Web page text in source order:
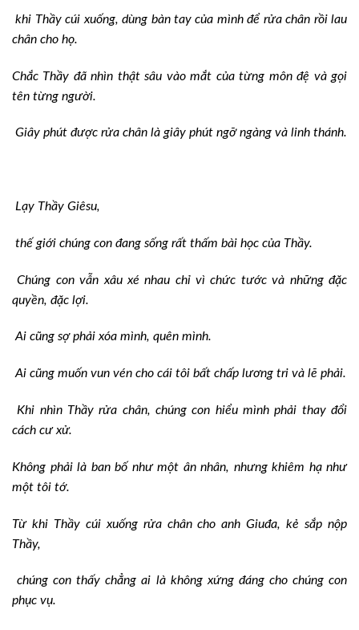
khi Thầy cúi xuống, dùng bàn tay của mình để rửa chân rồi lau
chân cho họ.
Chắc Thầy đã nhìn thật sâu vào mắt của từng môn đệ và gọi
tên từng người.
Giây phút được rửa chân là giây phút ngỡ ngàng và linh thánh.
Lạy Thầy Giêsu,
thế giới chúng con đang sống rất thấm bài học của Thầy.
Chúng con vẫn xâu xé nhau chỉ vì chức tước và những đặc
quyền, đặc lợi.
Ai cũng sợ phải xóa mình, quên mình.
Ai cũng muốn vun vén cho cái tôi bất chấp lương tri và lẽ phải.
Khi nhìn Thầy rửa chân, chúng con hiểu mình phải thay đổi
cách cư xử.
Không phải là ban bố như một ân nhân, nhưng khiêm hạ như
một tôi tớ.
Từ khi Thầy cúi xuống rửa chân cho anh Giuđa, kẻ sắp nộp
Thầy,
chúng con thấy chẳng ai là không xứng đáng cho chúng con
phục vụ.